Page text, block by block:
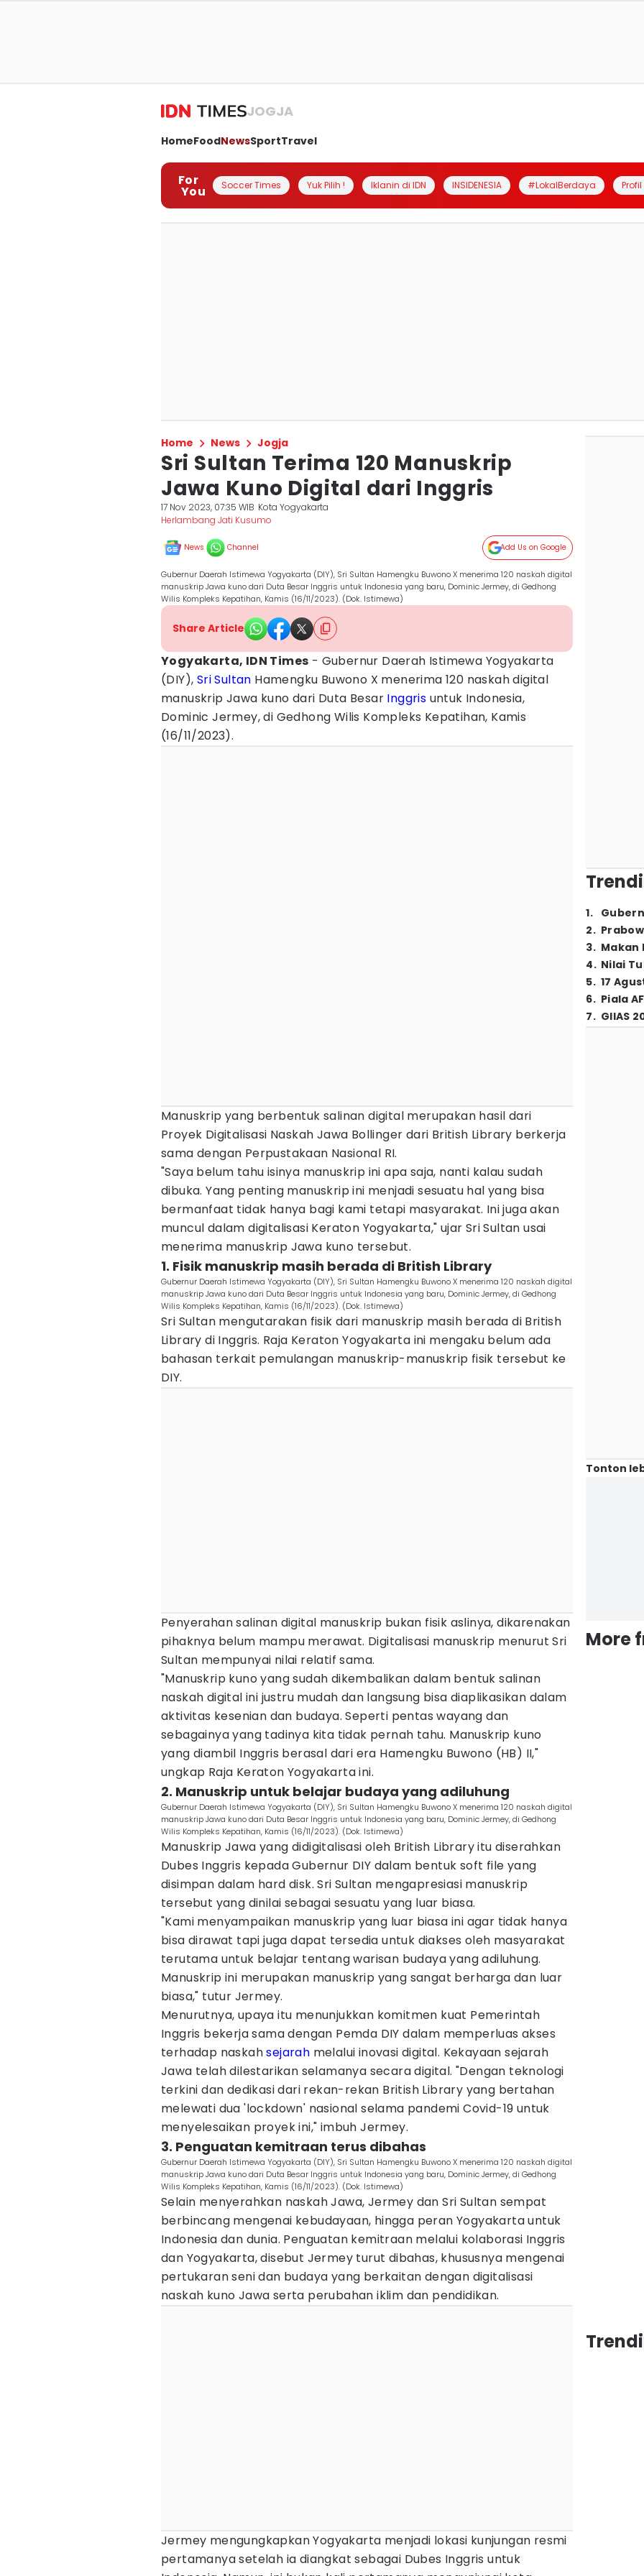
JOGJA
HomeFoodNewsSportTravel
For
You Soccer Times Yuk Pilih ! Iklanin di IDN INSIDENESIA #LokalBerdaya
Home News Jogja
Sri Sultan Terima 120 Manuskrip
Jawa Kuno Digital dari Inggris
17 Nov 2023, 07:35 WIB Kota Yogyakarta
Herlambang Jati Kusumo
News Channel Add Us on Google
Gubernur Daerah Istimewa Yogyakarta (DIY), Sri Sultan Hamengku Buwono X menerima 120 naskah digital
manuskrip Jawa kuno dari Duta Besar Inggris untuk Indonesia yang baru, Dominic Jermey, di Gedhong
Wilis Kompleks Kepatihan, Kamis (16/11/2023). (Dok. Istimewa)
Share Article
Yogyakarta, IDN Times - Gubernur Daerah Istimewa Yogyakarta
(DIY), Sri Sultan Hamengku Buwono X menerima 120 naskah digital
manuskrip Jawa kuno dari Duta Besar Inggris untuk Indonesia,
Dominic Jermey, di Gedhong Wilis Kompleks Kepatihan, Kamis
(16/11/2023).
Manuskrip yang berbentuk salinan digital merupakan hasil dari
Proyek Digitalisasi Naskah Jawa Bollinger dari British Library berkerja
sama dengan Perpustakaan Nasional RI.
"Saya belum tahu isinya manuskrip ini apa saja, nanti kalau sudah
dibuka. Yang penting manuskrip ini menjadi sesuatu hal yang bisa
bermanfaat tidak hanya bagi kami tetapi masyarakat. Ini juga akan
muncul dalam digitalisasi Keraton Yogyakarta," ujar Sri Sultan usai
menerima manuskrip Jawa kuno tersebut.
1. Fisik manuskrip masih berada di British Library
Gubernur Daerah Istimewa Yogyakarta (DIY), Sri Sultan Hamengku Buwono X menerima 120 naskah digital
manuskrip Jawa kuno dari Duta Besar Inggris untuk Indonesia yang baru, Dominic Jermey, di Gedhong
Wilis Kompleks Kepatihan, Kamis (16/11/2023). (Dok. Istimewa)
Sri Sultan mengutarakan fisik dari manuskrip masih berada di British
Library di Inggris. Raja Keraton Yogyakarta ini mengaku belum ada
bahasan terkait pemulangan manuskrip-manuskrip fisik tersebut ke
DIY.
Penyerahan salinan digital manuskrip bukan fisik aslinya, dikarenakan
pihaknya belum mampu merawat. Digitalisasi manuskrip menurut Sri
Sultan mempunyai nilai relatif sama.
"Manuskrip kuno yang sudah dikembalikan dalam bentuk salinan
naskah digital ini justru mudah dan langsung bisa diaplikasikan dalam
aktivitas kesenian dan budaya. Seperti pentas wayang dan
sebagainya yang tadinya kita tidak pernah tahu. Manuskrip kuno
yang diambil Inggris berasal dari era Hamengku Buwono (HB) II,"
ungkap Raja Keraton Yogyakarta ini.
2. Manuskrip untuk belajar budaya yang adiluhung
Gubernur Daerah Istimewa Yogyakarta (DIY), Sri Sultan Hamengku Buwono X menerima 120 naskah digital
manuskrip Jawa kuno dari Duta Besar Inggris untuk Indonesia yang baru, Dominic Jermey, di Gedhong
Wilis Kompleks Kepatihan, Kamis (16/11/2023). (Dok. Istimewa)
Manuskrip Jawa yang didigitalisasi oleh British Library itu diserahkan
Dubes Inggris kepada Gubernur DIY dalam bentuk soft file yang
disimpan dalam hard disk. Sri Sultan mengapresiasi manuskrip
tersebut yang dinilai sebagai sesuatu yang luar biasa.
"Kami menyampaikan manuskrip yang luar biasa ini agar tidak hanya
bisa dirawat tapi juga dapat tersedia untuk diakses oleh masyarakat
terutama untuk belajar tentang warisan budaya yang adiluhung.
Manuskrip ini merupakan manuskrip yang sangat berharga dan luar
biasa," tutur Jermey.
Menurutnya, upaya itu menunjukkan komitmen kuat Pemerintah
Inggris bekerja sama dengan Pemda DIY dalam memperluas akses
terhadap naskahsejarah melalui inovasi digital. Kekayaan sejarah
Jawa telah dilestarikan selamanya secara digital. "Dengan teknologi
terkini dan dedikasi dari rekan-rekan British Library yang bertahan
melewati dua 'lockdown' nasional selama pandemi Covid-19 untuk
menyelesaikan proyek ini," imbuh Jermey.
3. Penguatan kemitraan terus dibahas
Gubernur Daerah Istimewa Yogyakarta (DIY), Sri Sultan Hamengku Buwono X menerima 120 naskah digital
manuskrip Jawa kuno dari Duta Besar Inggris untuk Indonesia yang baru, Dominic Jermey, di Gedhong
Wilis Kompleks Kepatihan, Kamis (16/11/2023). (Dok. Istimewa)
Selain menyerahkan naskah Jawa, Jermey dan Sri Sultan sempat
berbincang mengenai kebudayaan, hingga peran Yogyakarta untuk
Indonesia dan dunia. Penguatan kemitraan melalui kolaborasi Inggris
dan Yogyakarta, disebut Jermey turut dibahas, khususnya mengenai
pertukaran seni dan budaya yang berkaitan dengan digitalisasi
naskah kuno Jawa serta perubahan iklim dan pendidikan.
Jermey mengungkapkan Yogyakarta menjadi lokasi kunjungan resmi
pertamanya setelah ia diangkat sebagai Dubes Inggris untuk
1.
2.
3. Makan
4. Nilai
5. 17
6. Piala
7. GIIAS
Tonton
More